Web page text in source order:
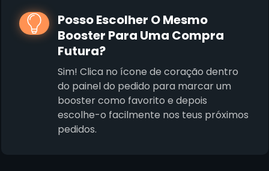
Posso Escolher O Mesmo
Booster Para Uma Compra
Futura?
Sim! Clica no ícone de coração dentro
do painel do pedido para marcar um
booster como favorito e depois
escolhe-o facilmente nos teus próximos
pedidos.